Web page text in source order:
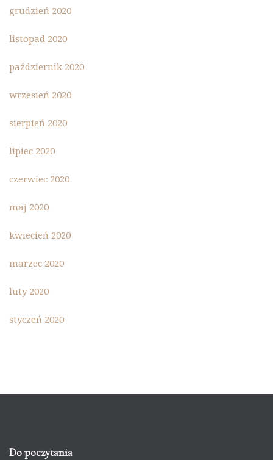
grudzień 2020
listopad 2020
październik 2020
wrzesień 2020
sierpień 2020
lipiec 2020
czerwiec 2020
maj 2020
kwiecień 2020
marzec 2020
luty 2020
styczeń 2020
Do poczytania